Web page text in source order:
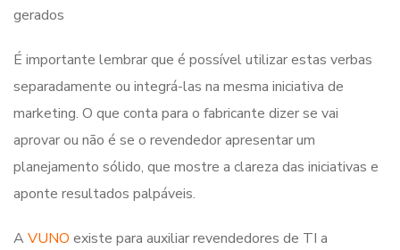
gerados
É importante lembrar que é possível utilizar estas verbas
separadamente ou integrá-las na mesma iniciativa de
marketing. O que conta para o fabricante dizer se vai
aprovar ou não é se o revendedor apresentar um
planejamento sólido, que mostre a clareza das iniciativas e
aponte resultados palpáveis.
A VUNO existe para auxiliar revendedores de TI a